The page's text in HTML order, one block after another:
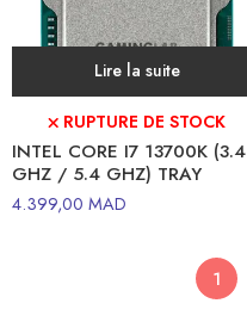
Lire la suite
⛌ RUPTURE DE STOCK
INTEL CORE I7 13700K (3.4
GHZ / 5.4 GHZ) TRAY
4.399,00 MAD
1